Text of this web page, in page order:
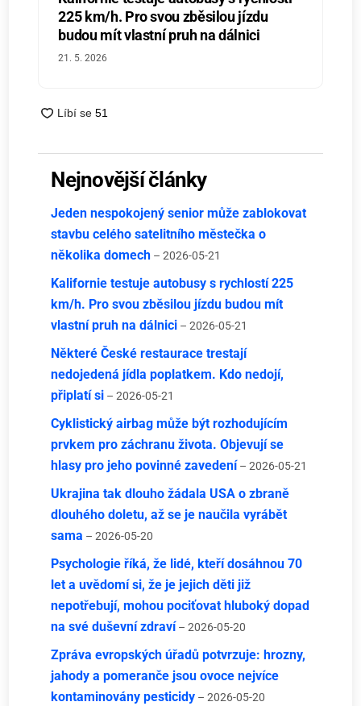
225 km/h. Pro svou zběsilou jízdu
budou mít vlastní pruh na dálnici
21. 5. 2026
Nejnovější články
Jeden nespokojený senior může zablokovat
stavbu celého satelitního městečka o
několika domech – 2026-05-21
Kalifornie testuje autobusy s rychlostí 225
km/h. Pro svou zběsilou jízdu budou mít
vlastní pruh na dálnici – 2026-05-21
Některé České restaurace trestají
nedojedená jídla poplatkem. Kdo nedojí,
připlatí si – 2026-05-21
Cyklistický airbag může být rozhodujícím
prvkem pro záchranu života. Objevují se
hlasy pro jeho povinné zavedení – 2026-05-21
Ukrajina tak dlouho žádala USA o zbraně
dlouhého doletu, až se je naučila vyrábět
sama – 2026-05-20
Psychologie říká, že lidé, kteří dosáhnou 70
let a uvědomí si, že je jejich děti již
nepotřebují, mohou pociťovat hluboký dopad
na své duševní zdraví – 2026-05-20
Zpráva evropských úřadů potvrzuje: hrozny,
jahody a pomeranče jsou ovoce nejvíce
kontaminovány pesticidy – 2026-05-20